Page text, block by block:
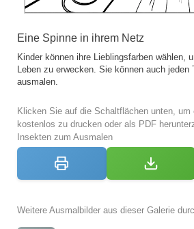
Eine Spinne in ihrem Netz
Kinder können ihre Lieblingsfarben wählen,
Leben zu erwecken. Sie können auch jeden
ausmalen.
Klicken Sie auf die Schaltflächen unten, um
kostenlos zu drucken oder als PDF
Insekten zum Ausmalen
Weitere Ausmalbilder aus dieser Galerie